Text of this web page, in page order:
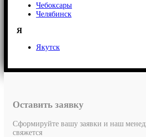
Чебоксары
Челябинск
Я
Якутск
Оставить заявку
Сформируйте вашу заявки и наш
свяжется